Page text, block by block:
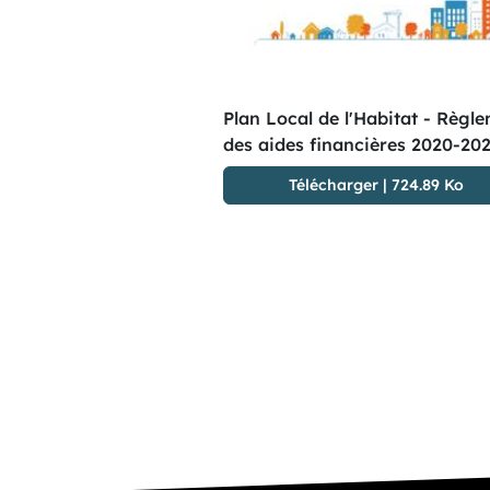
Plan Local de l'Habitat -
des aides financières 2020-
Télécharger | 724.89 Ko